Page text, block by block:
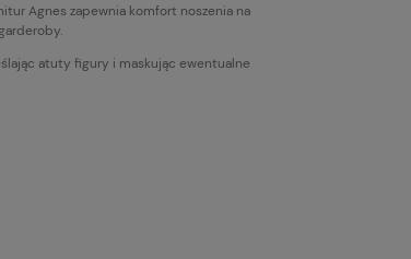
Agnes zapewnia komfort noszenia na
atuty figury i maskując ewentualne